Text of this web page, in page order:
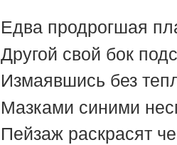
Едва продрогшая
Другой свой бок
Измаявшись без
Мазками синими
Пейзаж раскрасят